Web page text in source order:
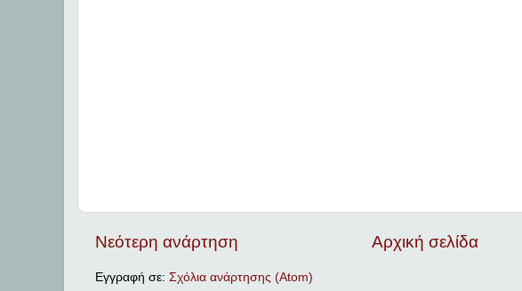
Νεότερη ανάρτηση Αρχική σελίδα
Εγγραφή σε: Σχόλια ανάρτησης (Atom)